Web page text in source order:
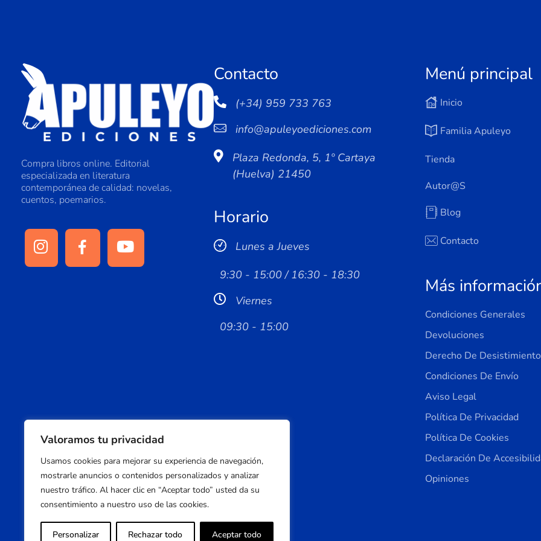
Valoramos tu privacidad
Usamos cookies para mejorar su experiencia de navegación,
mostrarle anuncios o contenidos personalizados y analizar
nuestro tráfico. Al hacer clic en “Aceptar todo” usted da su
consentimiento a nuestro uso de las cookies.
Personalizar Rechazar todo Aceptar todo
Compra libros online. Editorial
especializada en literatura
contemporánea de calidad: novelas,
cuentos, poemarios.
Contacto
(+34) 959 733 763
info@apuleyoediciones.com
Plaza Redonda, 5, 1º Cartaya
(Huelva) 21450
Horario
Lunes a Jueves
9:30 - 15:00 / 16:30 - 18:30
Viernes
09:30 - 15:00
Menú principal
Inicio
Familia Apuleyo
Tienda
Autor@s
Blog
Contacto
Más
Condiciones Generales
Devoluciones
Derecho De Desistimiento
Condiciones De Envío
Aviso Legal
Política De Privacidad
Política De Cookies
Declaración De
Opiniones